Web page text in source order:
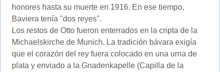
honores hasta su muerte en 1916. En ese tiempo,
Baviera tenía "dos reyes".
Los restos de Otto fueron enterrados en la cripta de la
Michaelskirche de Munich. La tradición bávara exigía
que el corazón del rey fuera colocado en una urna de
plata y enviado a la Gnadenkapelle (Capilla de la